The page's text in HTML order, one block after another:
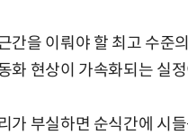
간을 이뤄야 할 최고 수준
화 현상이 가속화되는 실
가 부실하면 순식간에 시